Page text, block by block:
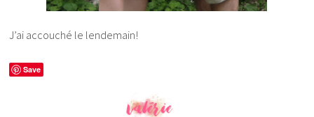
J’ai accouché le lendemain!
Save